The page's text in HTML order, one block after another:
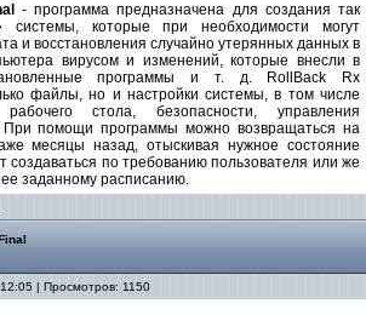
- программа предназначена для создания так
системы, которые при необходимости могут
и восстановления случайно утерянных данных в
вирусом и изменений, которые внесли в
программы и т. д. RollBack Rx
файлы, но и настройки системы, в том числе
стола, безопасности, управления
При помощи программы можно возвращаться на
месяцы назад, отыскивая нужное состояние
создаваться по требованию пользователя или же
заданному расписанию.
| Просмотров: 1150